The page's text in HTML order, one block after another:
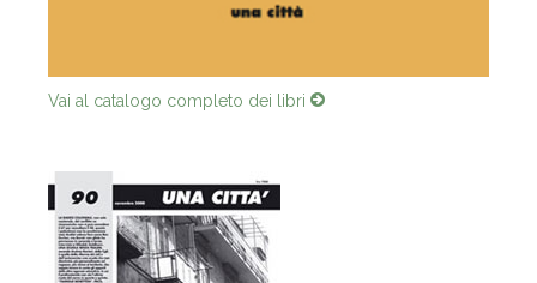
Vai al catalogo completo dei libri